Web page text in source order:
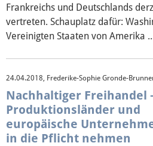
Frankreichs und Deutschlands
vertreten. Schauplatz dafür:
Vereinigten Staaten von Amerika
24.04.2018, Frederike-Sophie Gronde-
Nachhaltiger Freihandel
Produktionsländer und
europäische
in die Pflicht nehmen